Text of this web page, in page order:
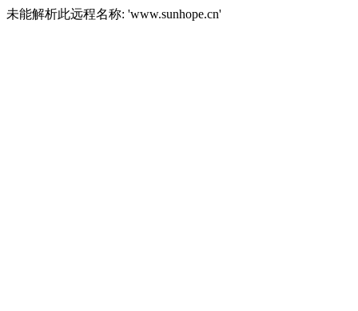
未能解析此远程名称: 'www.sunhope.cn'